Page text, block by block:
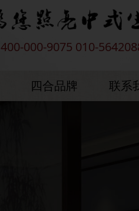
400-000-9075 010-
四合品牌 联系